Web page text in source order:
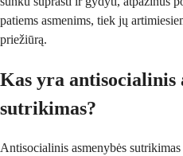
patiems asmenims, tiek jų
priežiūrą.
Kas yra antisocialinis
sutrikimas?
Antisocialinis asmenybės